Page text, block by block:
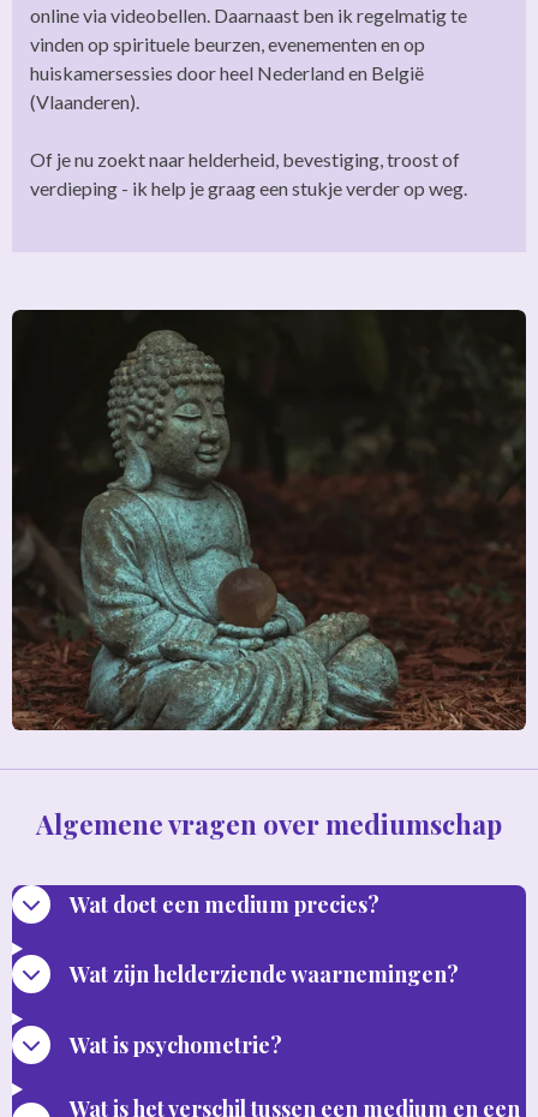
online via videobellen. Daarnaast ben ik regelmatig te
vinden op spirituele beurzen, evenementen en op
huiskamersessies door heel Nederland en België
(Vlaanderen).
Of je nu zoekt naar helderheid, bevestiging, troost of
verdieping - ik help je graag een stukje verder op weg.
Algemene vragen over mediumschap
Wat doet een medium precies?
Wat zijn helderziende waarnemingen?
Wat is psychometrie?
Wat is het verschil tussen een medium en een